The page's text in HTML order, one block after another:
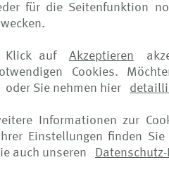
für die Seitenfunktion
Klick auf Akzeptieren
Cookies.
oder Sie nehmen hier
Informationen zur
Einstellungen finden Sie
auch unseren
anderer Unternehmen
darüber bereitgestellt, wie
verfügbar.
Wir dürfen den
Aktualisierungen. Falls
Darüber hinaus
erachten.